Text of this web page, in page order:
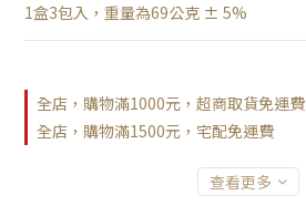
1盒3包入，重量為69公克 ± 5%
全店，購物滿1000元，超商取貨免運費
全店，購物滿1500元，宅配免運費
查看更多